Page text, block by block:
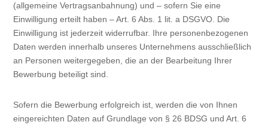
(allgemeine Vertragsanbahnung) und – sofern Sie eine
Einwilligung erteilt haben – Art. 6 Abs. 1 lit. a DSGVO. Die
Einwilligung ist jederzeit widerrufbar. Ihre personenbezogenen
Daten werden innerhalb unseres Unternehmens ausschließlich
an Personen weitergegeben, die an der Bearbeitung Ihrer
Bewerbung beteiligt sind.
Sofern die Bewerbung erfolgreich ist, werden die von Ihnen
eingereichten Daten auf Grundlage von § 26 BDSG und Art. 6